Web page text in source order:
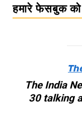
हमारे फेसबुक
The India
30 talking